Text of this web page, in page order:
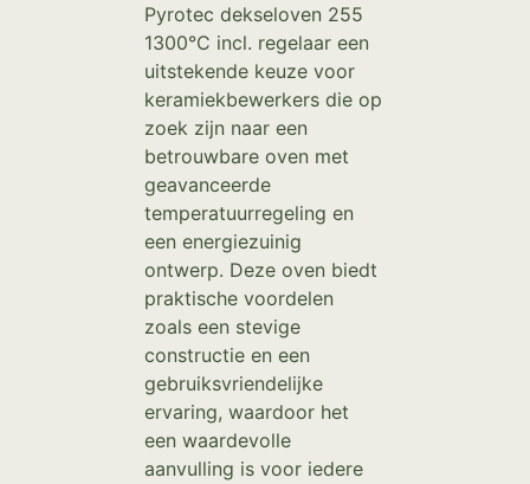
Pyrotec dekseloven 255
1300°C incl. regelaar een
uitstekende keuze voor
keramiekbewerkers die op
zoek zijn naar een
betrouwbare oven met
geavanceerde
temperatuurregeling en
een energiezuinig
ontwerp. Deze oven biedt
praktische voordelen
zoals een stevige
constructie en een
gebruiksvriendelijke
ervaring, waardoor het
een waardevolle
aanvulling is voor iedere